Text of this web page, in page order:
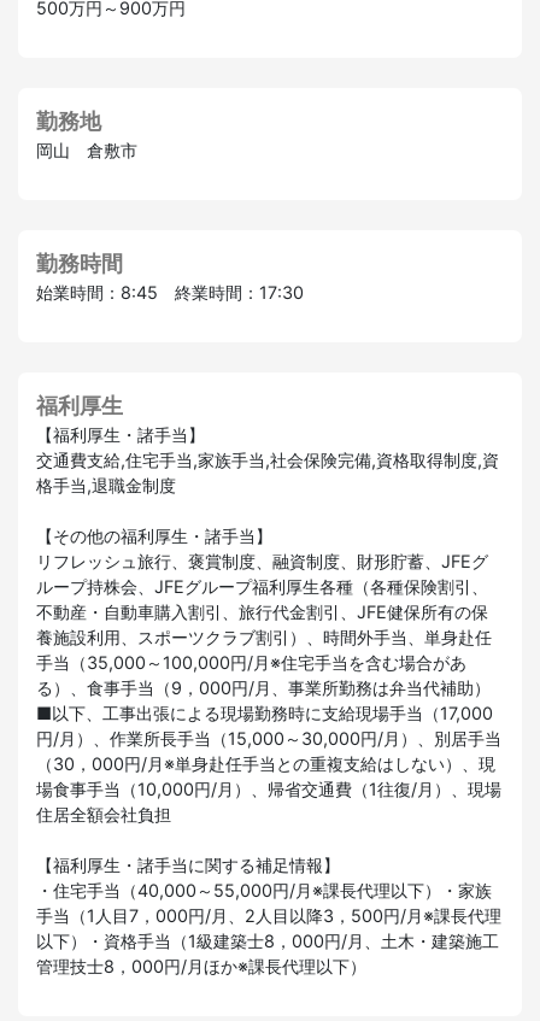
500万円～900万円
勤務地
岡山 倉敷市
勤務時間
始業時間：8:45 終業時間：17:30
福利厚生
【福利厚生・諸手当】
交通費支給,住宅手当,家族手当,社会保険完備,資格取得制度,資
格手当,退職金制度
【その他の福利厚生・諸手当】
リフレッシュ旅行、褒賞制度、融資制度、財形貯蓄、JFEグ
ループ持株会、JFEグループ福利厚生各種（各種保険割引、
不動産・自動車購入割引、旅行代金割引、JFE健保所有の保
養施設利用、スポーツクラブ割引）、時間外手当、単身赴任
手当（35,000～100,000円/月※住宅手当を含む場合があ
る）、食事手当（9，000円/月、事業所勤務は弁当代補助）
■以下、工事出張による現場勤務時に支給現場手当（17,000
円/月）、作業所長手当（15,000～30,000円/月）、別居手当
（30，000円/月※単身赴任手当との重複支給はしない）、現
場食事手当（10,000円/月）、帰省交通費（1往復/月）、現場
住居全額会社負担
【福利厚生・諸手当に関する補足情報】
・住宅手当（40,000～55,000円/月※課長代理以下）・家族
手当（1人目7，000円/月、2人目以降3，500円/月※課長代理
以下）・資格手当（1級建築士8，000円/月、土木・建築施工
管理技士8，000円/月ほか※課長代理以下）